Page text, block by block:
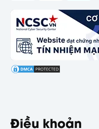
Điều khoản